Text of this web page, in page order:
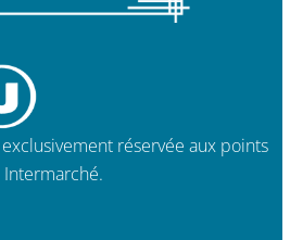
réservée aux points
Intermarché.